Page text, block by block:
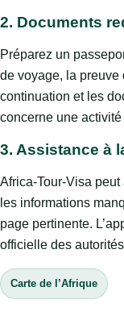
2. Documents
Préparez un
de voyage, la preuve
continuation et les
concerne une
3. Assistance à
Africa-Tour-Visa
les informations
page pertinente.
officielle des
Carte de l’Afrique